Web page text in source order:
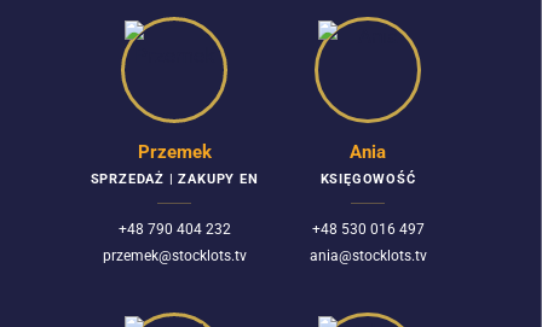
Przemek
SPRZEDAŻ | ZAKUPY EN
+48 790 404 232
przemek@stocklots.tv
Ania
KSIĘGOWOŚĆ
+48 530 016 497
ania@stocklots.tv